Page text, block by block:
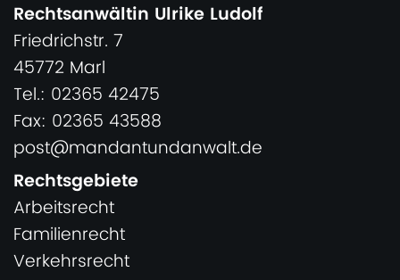
Rechtsanwältin Ulrike Ludolf
Friedrichstr. 7
45772 Marl
Tel.: 02365 42475
Fax: 02365 43588
post@mandantundanwalt.de
Rechtsgebiete
Arbeitsrecht
Familienrecht
Verkehrsrecht